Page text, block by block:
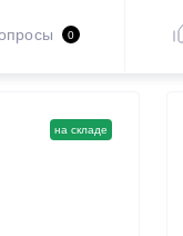
0
на складе